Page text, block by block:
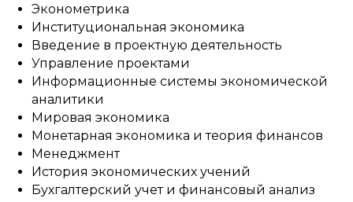
Эконометрика
Институциональная экономика
Введение в проектную деятельность
Управление проектами
Информационные системы экономической
аналитики
Мировая экономика
Монетарная экономика и теория финансов
Менеджмент
История экономических учений
Бухгалтерский учет и финансовый анализ